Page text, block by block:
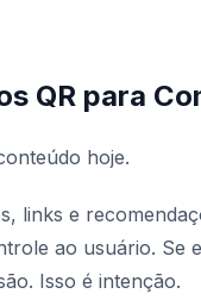
QR para
hoje.
links e
ao usuário. Se
Isso é intenção.